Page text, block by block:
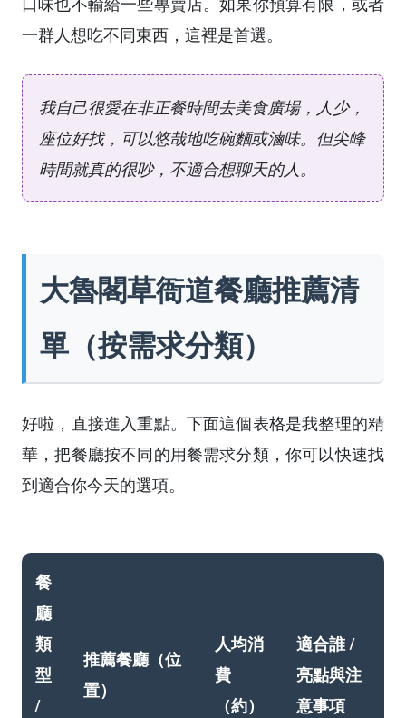
一群人想吃不同東西，這裡是首選。
我自己很愛在非正餐時間去美食廣場，人少，
座位好找，可以悠哉地吃碗麵或滷味。但尖峰
時間就真的很吵，不適合想聊天的人。
大魯閣草衙道餐廳推薦清
單（按需求分類）
好啦，直接進入重點。下面這個表格是我整理的精
華，把餐廳按不同的用餐需求分類，你可以快速找
到適合你今天的選項。
餐
廳
類
型
/
推薦餐廳（位
置）
人均消
費
（約）
適合誰 /
亮點與注
意事項